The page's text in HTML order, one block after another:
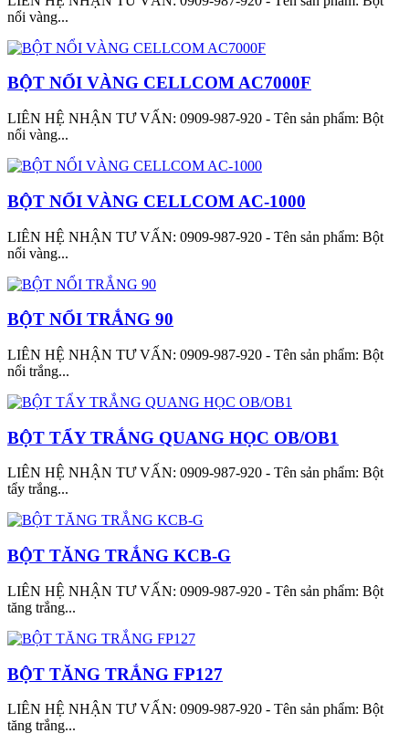
nổi vàng...
BỘT NỔI VÀNG CELLCOM AC7000F
LIÊN HỆ NHẬN TƯ VẤN: 0909-987-920 - Tên sản phẩm: Bột
nổi vàng...
BỘT NỔI VÀNG CELLCOM AC-1000
LIÊN HỆ NHẬN TƯ VẤN: 0909-987-920 - Tên sản phẩm: Bột
nổi vàng...
BỘT NỔI TRẮNG 90
LIÊN HỆ NHẬN TƯ VẤN: 0909-987-920 - Tên sản phẩm: Bột
nổi trắng...
BỘT TẨY TRẮNG QUANG HỌC OB/OB1
LIÊN HỆ NHẬN TƯ VẤN: 0909-987-920 - Tên sản phẩm: Bột
tẩy trắng...
BỘT TĂNG TRẮNG KCB-G
LIÊN HỆ NHẬN TƯ VẤN: 0909-987-920 - Tên sản phẩm: Bột
tăng trắng...
BỘT TĂNG TRẮNG FP127
LIÊN HỆ NHẬN TƯ VẤN: 0909-987-920 - Tên sản phẩm: Bột
tăng trắng...